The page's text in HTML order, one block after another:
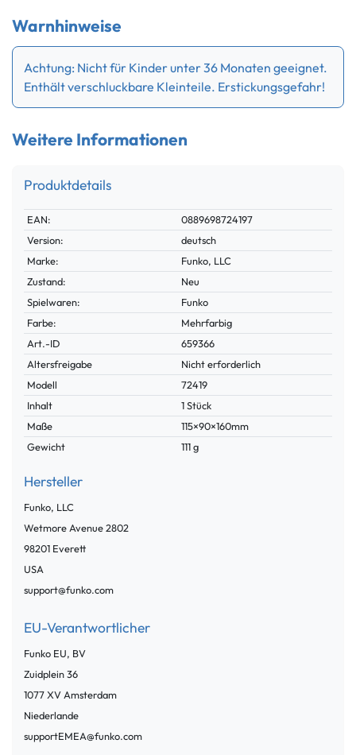
Warnhinweise
Achtung: Nicht für Kinder unter 36 Monaten geeignet.
Enthält verschluckbare Kleinteile. Erstickungsgefahr!
Weitere Informationen
Produktdetails
Technisches
Merkmal
Wert
EAN:
0889698724197
Version:
deutsch
Marke:
Funko, LLC
Zustand:
Neu
Spielwaren:
Funko
Farbe:
Mehrfarbig
Technisches
Merkmal
Wert
Art.-ID
659366
Altersfreigabe
Nicht erforderlich
Modell
72419
Inhalt
1 Stück
Maße
115×90×160mm
Gewicht
111 g
Hersteller
Funko, LLC
Wetmore Avenue2802
98201 Everett
USA
support@funko.com
EU-Verantwortlicher
Funko EU, BV
Zuidplein36
1077 XV Amsterdam
Niederlande
supportEMEA@funko.com